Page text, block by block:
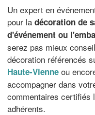
Un expert en
pour la décoration de
d'événement ou
serez pas mieux
décoration référencés
Haute-Vienne ou
accompagner dans
commentaires certifiés
adhérents.